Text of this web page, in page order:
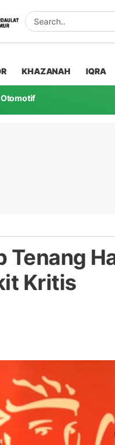
KHAZANAH IQRA
Otomotif
Tenang
Kritis